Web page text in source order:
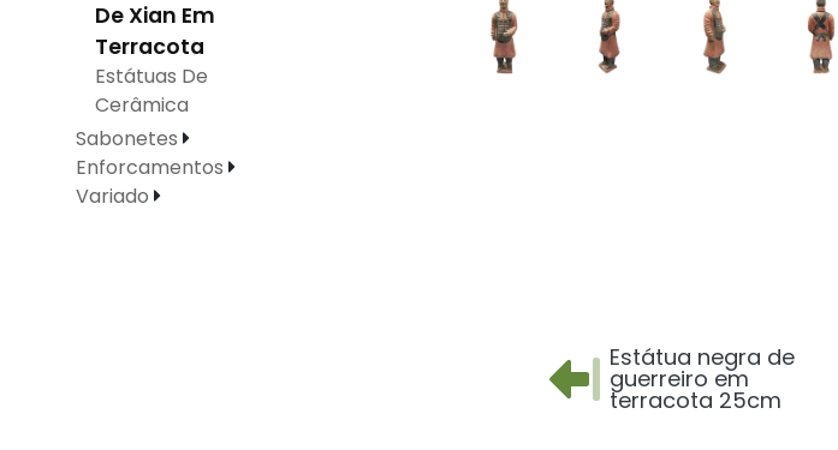
De Xian Em
Terracota
Estátuas De
Cerâmica
Sabonetes
Enforcamentos
Variado
Estátua negra de
guerreiro em
terracota 25cm